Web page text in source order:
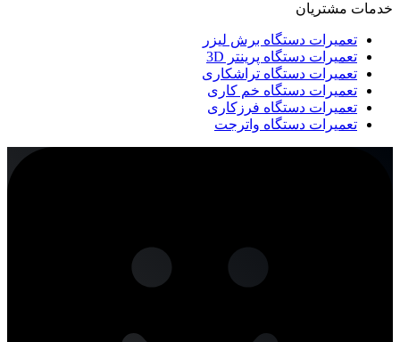
خدمات مشتریان
تعمیرات دستگاه برش لیزر
تعمیرات دستگاه پرینتر 3D
تعمیرات دستگاه تراشکاری
تعمیرات دستگاه خم کاری
تعمیرات دستگاه فرزکاری
تعمیرات دستگاه واترجت